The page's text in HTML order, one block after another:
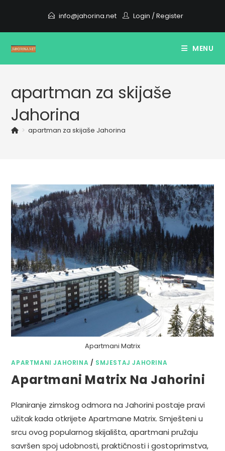
content
info@jahorina.net Login /Register
MENU
apartman za skijaše
Jahorina
> apartman za skijaše Jahorina
Apartmani Matrix
APARTMANI JAHORINA / SMJESTAJ JAHORINA
Apartmani Matrix Na Jahorini
Planiranje zimskog odmora na Jahorini postaje pravi
užitak kada otkrijete Apartmane Matrix. Smješteni u
srcu ovog popularnog skijališta, apartmani pružaju
savršen spoj udobnosti, praktičnosti i gostoprimstva,